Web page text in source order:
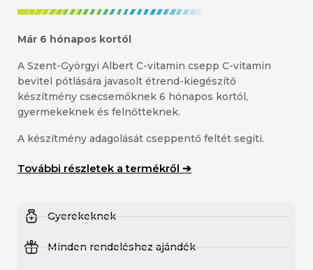
Már 6 hónapos kortól
A Szent-Györgyi Albert C-vitamin csepp C-vitamin
bevitel pótlására javasolt étrend-kiegészítő
készítmény csecsemőknek 6 hónapos kortól,
gyermekeknek és felnőtteknek.
A készítmény adagolását cseppentő feltét segíti.
További részletek a termékről ➔
Gyerekeknek
Minden rendeléshez ajándék